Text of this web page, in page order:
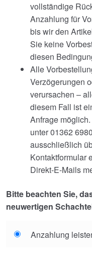
vollständige
Anzahlung für
bis wir den
Sie keine
diesen
Alle
Verzögerungen
verursachen –
diesem Fall ist
Anfrage
unter 01362
ausschließlich
Kontaktformular
Direkt-E-Mails
Bitte beachten Sie,
neuwertigen
your
Anzahlung